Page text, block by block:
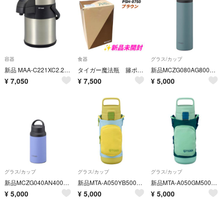
容器
新品 MAA-C221XC2.2L ステンレス エコトラズム 銀色 気密保存
¥ 7,050
食器
タイガー魔法瓶 籐ポット 卓上ポット 0.76L ブラウン PSH-0750
¥ 7,500
グラス/カップ
新品MCZG080AG800mlステンレスボトル保温保冷軽量グレイシャーブルー
¥ 5,000
グラス/カップ
新品MCZG040AN400mlステンレスボトル保温保冷軽量ブルーフラワー
¥ 5,000
グラス/カップ
新品MTA-A050YB500mlフリーストップ食洗機対応広口黄青
¥ 5,000
グラス/カップ
新品MTA-A050GM500mlフリーストップ食洗機対応広口ミント
¥ 5,000